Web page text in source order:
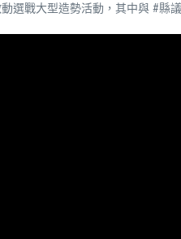
選戰大型造勢活動，其中與 #縣